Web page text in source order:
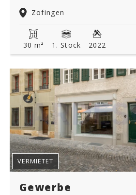
Zofingen
30 m² 1. Stock 2022
Gewerbe
VERMIETET